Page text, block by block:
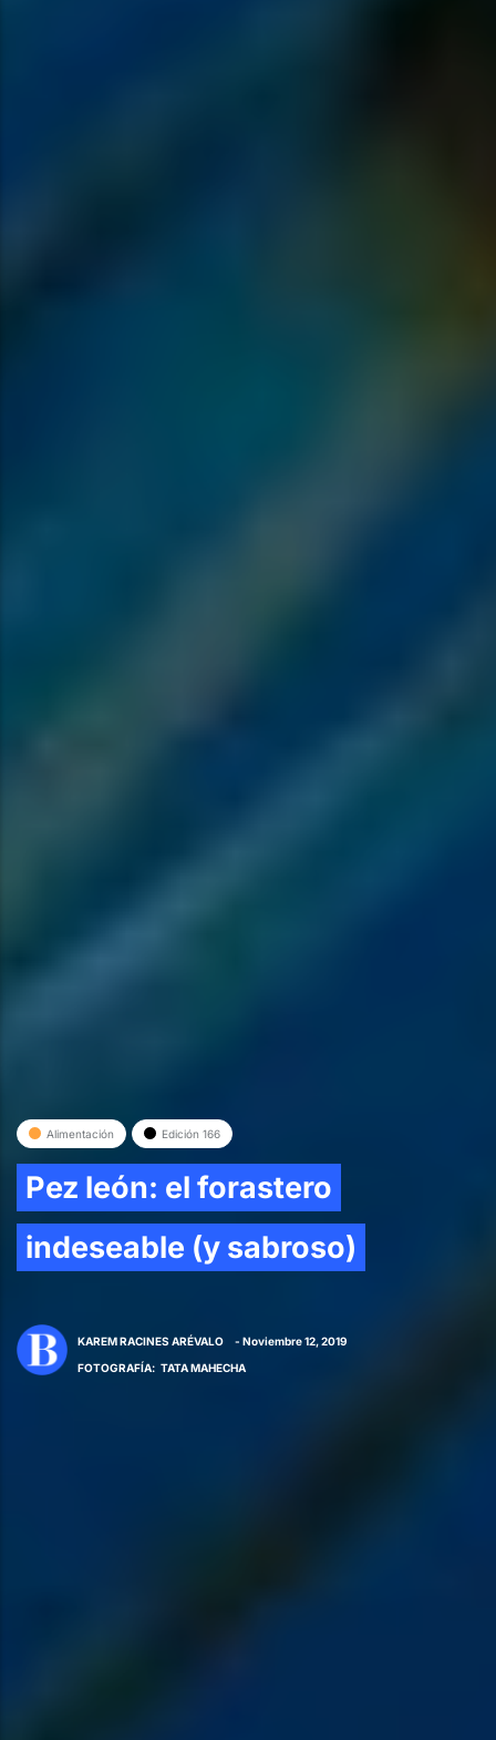
Alimentación Edición 166
Pez león: el forastero
indeseable (y sabroso)
KAREM RACINES ARÉVALO
- Noviembre 12, 2019
FOTOGRAFÍA: TATA MAHECHA